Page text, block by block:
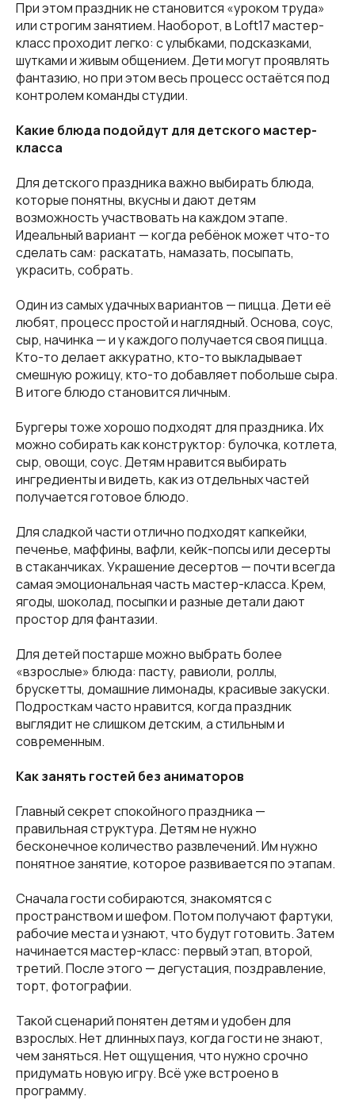
При этом праздник не становится «уроком труда»
или строгим занятием. Наоборот, в Loft17 мастер-
класс проходит легко: с улыбками, подсказками,
шутками и живым общением. Дети могут проявлять
фантазию, но при этом весь процесс остаётся под
контролем команды студии.
Какие блюда подойдут для детского мастер-
класса
Для детского праздника важно выбирать блюда,
которые понятны, вкусны и дают детям
возможность участвовать на каждом этапе.
Идеальный вариант — когда ребёнок может что-то
сделать сам: раскатать, намазать, посыпать,
украсить, собрать.
Один из самых удачных вариантов — пицца. Дети её
любят, процесс простой и наглядный. Основа, соус,
сыр, начинка — и у каждого получается своя пицца.
Кто-то делает аккуратно, кто-то выкладывает
смешную рожицу, кто-то добавляет побольше сыра.
В итоге блюдо становится личным.
Бургеры тоже хорошо подходят для праздника. Их
можно собирать как конструктор: булочка, котлета,
сыр, овощи, соус. Детям нравится выбирать
ингредиенты и видеть, как из отдельных частей
получается готовое блюдо.
Для сладкой части отлично подходят капкейки,
печенье, маффины, вафли, кейк-попсы или десерты
в стаканчиках. Украшение десертов — почти всегда
самая эмоциональная часть мастер-класса. Крем,
ягоды, шоколад, посыпки и разные детали дают
простор для фантазии.
Для детей постарше можно выбрать более
«взрослые» блюда: пасту, равиоли, роллы,
брускетты, домашние лимонады, красивые закуски.
Подросткам часто нравится, когда праздник
выглядит не слишком детским, а стильным и
современным.
Как занять гостей без аниматоров
Главный секрет спокойного праздника —
правильная структура. Детям не нужно
бесконечное количество развлечений. Им нужно
понятное занятие, которое развивается по этапам.
Сначала гости собираются, знакомятся с
пространством и шефом. Потом получают фартуки,
рабочие места и узнают, что будут готовить. Затем
начинается мастер-класс: первый этап, второй,
третий. После этого — дегустация, поздравление,
торт, фотографии.
Такой сценарий понятен детям и удобен для
взрослых. Нет длинных пауз, когда гости не знают,
чем заняться. Нет ощущения, что нужно срочно
придумать новую игру. Всё уже встроено в
программу.